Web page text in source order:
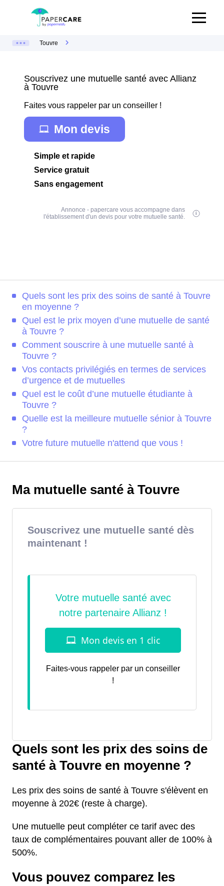
Touvre
Souscrivez une mutuelle santé avec Allianz
à Touvre
Faites vous rappeler par un conseiller !
Mon devis
Simple et rapide
Service gratuit
Sans engagement
Annonce - papercare vous accompagne dans
l'établissement d'un devis pour votre mutuelle santé.
Quels sont les prix des soins de santé à Touvre
en moyenne ?
Quel est le prix moyen d’une mutuelle de santé
à Touvre ?
Comment souscrire à une mutuelle santé à
Touvre ?
Vos contacts privilégiés en termes de services
d’urgence et de mutuelles
Quel est le coût d’une mutuelle étudiante à
Touvre ?
Quelle est la meilleure mutuelle sénior à Touvre
?
Votre future mutuelle n'attend que vous !
Ma mutuelle santé à Touvre
Souscrivez une mutuelle santé dès
maintenant !
Faites-vous rappeler par un conseiller
!
Quels sont les prix des soins de
santé à Touvre en moyenne ?
Les prix des soins de santé à Touvre s'élèvent en
moyenne à 202€ (reste à charge).
Une mutuelle peut compléter ce tarif avec des
taux de complémentaires pouvant aller de 100% à
500%.
Vous pouvez comparez les